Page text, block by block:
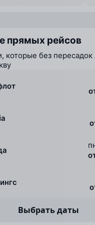
прямых рейсов
которые без пересадок
Выбрать даты